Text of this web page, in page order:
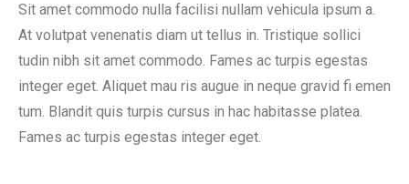
Sit amet commodo nulla facilisi nullam vehicula ipsum a.
At volutpat venenatis diam ut tellus in. Tristique sollici
tudin nibh sit amet commodo. Fames ac turpis egestas
integer eget. Aliquet mau ris augue in neque gravid fi emen
tum. Blandit quis turpis cursus in hac habitasse platea.
Fames ac turpis egestas integer eget.